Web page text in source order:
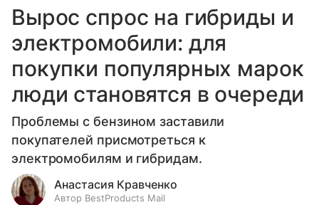
Вырос спрос на гибриды и
электромобили: для
покупки популярных марок
люди становятся в очереди
Проблемы с бензином заставили
покупателей присмотреться к
электромобилям и гибридам.
Анастасия Кравченко
Автор BestProducts Mail